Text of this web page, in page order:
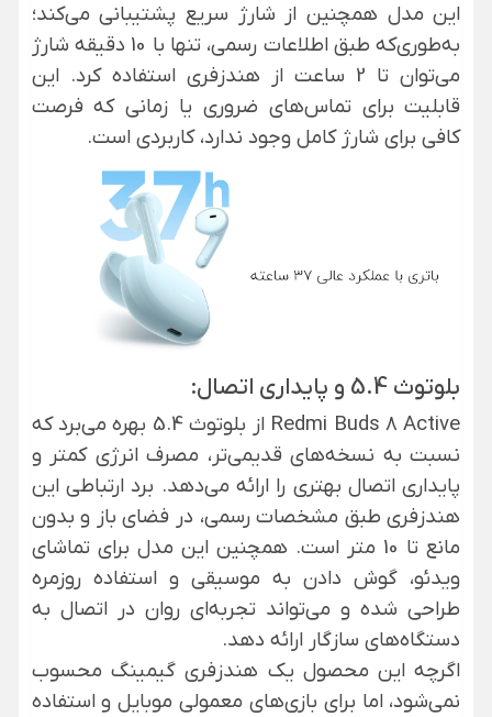
این مدل همچنین از شارژ سریع پشتیبانی می‌کند؛
به‌طوری‌که طبق اطلاعات رسمی، تنها با 10 دقیقه شارژ
می‌توان تا 2 ساعت از هندزفری استفاده کرد. این
قابلیت برای تماس‌های ضروری یا زمانی که فرصت
کافی برای شارژ کامل وجود ندارد، کاربردی است.
بلوتوث 5.4 و پایداری اتصال:
Redmi Buds 8 Active از بلوتوث 5.4 بهره می‌برد که
نسبت به نسخه‌های قدیمی‌تر، مصرف انرژی کمتر و
پایداری اتصال بهتری را ارائه می‌دهد. برد ارتباطی این
هندزفری طبق مشخصات رسمی، در فضای باز و بدون
مانع تا 10 متر است. همچنین این مدل برای تماشای
ویدئو، گوش دادن به موسیقی و استفاده روزمره
طراحی شده و می‌تواند تجربه‌ای روان در اتصال به
دستگاه‌های سازگار ارائه دهد.
اگرچه این محصول یک هندزفری گیمینگ محسوب
نمی‌شود، اما برای بازی‌های معمولی موبایل و استفاده